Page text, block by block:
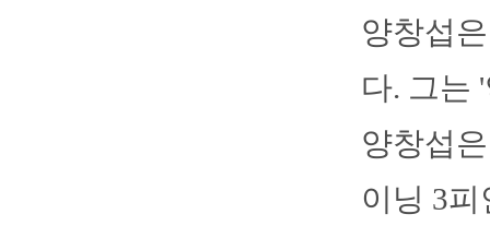
양창섭
다. 그는
양창섭
이닝 3